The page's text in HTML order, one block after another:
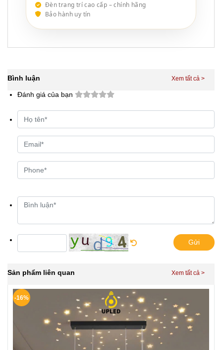
Đèn trang trí cao cấp – chính hãng
Bảo hành uy tín
Bình luận
Đánh giá của bạn
Gửi
Sản phẩm liên quan
-16%